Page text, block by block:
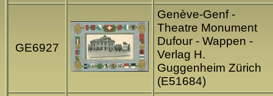
GE6927
Genève-Genf -
Theatre Monument
Dufour - Wappen -
Verlag H.
Guggenheim Zürich
(E51684)